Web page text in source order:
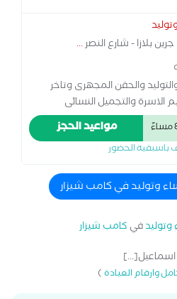
بلازا - شارع النصر...
والحقن المجهرى وتاخر
الاسرة والتجميل النسائى
ومتابعة الحملمواعيد الحجز
باسبقية الحضور
وتوليد في كامب شيزار
وتوليدفي كامب شيزار
وارقام العيادة)